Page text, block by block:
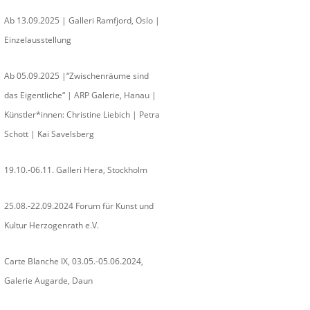
Ab 13.09.2025 | Galleri Ramfjord, Oslo |
Einzelausstellung
Ab 05.09.2025 |“Zwischenräume sind
das Eigentliche“ | ARP Galerie, Hanau |
Künstler*innen: Christine Liebich | Petra
Schott | Kai Savelsberg
19.10.-06.11. Galleri Hera, Stockholm
25.08.-22.09.2024 Forum für Kunst und
Kultur Herzogenrath e.V.
Carte Blanche IX, 03.05.-05.06.2024,
Galerie Augarde, Daun